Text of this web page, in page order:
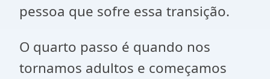
pessoa que sofre essa transição.
O quarto passo é quando nos
tornamos adultos e começamos